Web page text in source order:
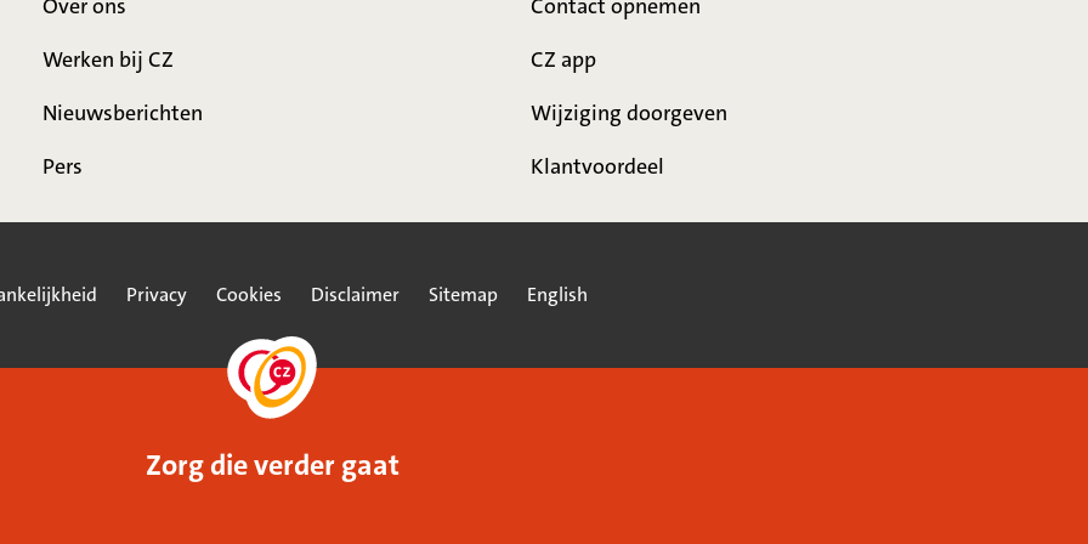
Over ons
Werken bij CZ
Nieuwsberichten
Pers
Contact opnemen
CZ app
Wijziging doorgeven
Klantvoordeel
Privacy Cookies Disclaimer Sitemap English
Zorg die verder gaat